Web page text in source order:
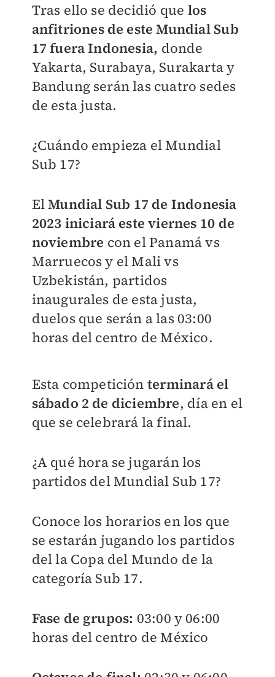
Tras ello se decidió que los
anfitriones de este Mundial Sub
17 fuera Indonesia, donde
Yakarta, Surabaya, Surakarta y
Bandung serán las cuatro sedes
de esta justa.
¿Cuándo empieza el Mundial
Sub 17?
ElMundial Sub 17 de Indonesia
2023 iniciará este viernes 10 de
noviembre con elPanamá vs
Marruecos y el Mali vs
Uzbekistán, partidos
inaugurales de esta justa,
duelos que serán a las 03:00
horas del centro de México.
Esta competición terminará el
sábado 2 de diciembre, día en el
que se celebrará la final.
¿A qué hora se jugarán los
partidos del Mundial Sub 17?
Conoce los horarios en los que
se estarán jugando los partidos
del la Copa del Mundo de la
categoría Sub 17.
Fase de grupos: 03:00 y 06:00
horas del centro de México